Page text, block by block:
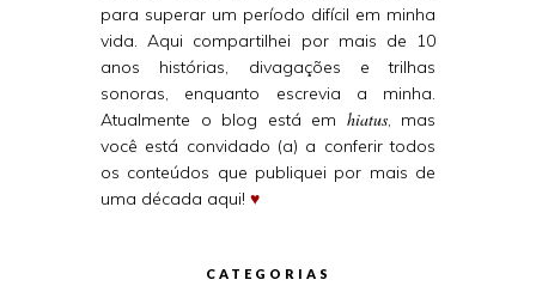
para superar um período difícil em minha
vida. Aqui compartilhei por mais de 10
anos histórias, divagações e trilhas
sonoras, enquanto escrevia a minha.
Atualmente o blog está em hiatus, mas
você está convidado (a) a conferir todos
os conteúdos que publiquei por mais de
uma década aqui! ♥
CATEGORIAS